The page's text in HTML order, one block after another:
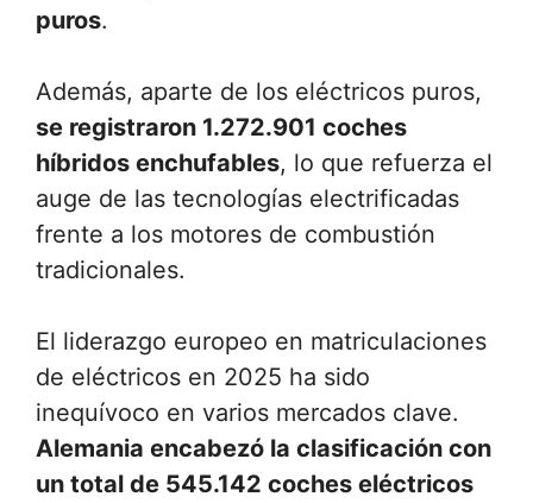
puros.
Además, aparte de los eléctricos puros,
se registraron 1.272.901 coches
híbridos enchufables, lo que refuerza el
auge de las tecnologías electrificadas
frente a los motores de combustión
tradicionales.
El liderazgo europeo en matriculaciones
de eléctricos en 2025 ha sido
inequívoco en varios mercados clave.
Alemania encabezó la clasificación con
un total de 545.142 coches eléctricos